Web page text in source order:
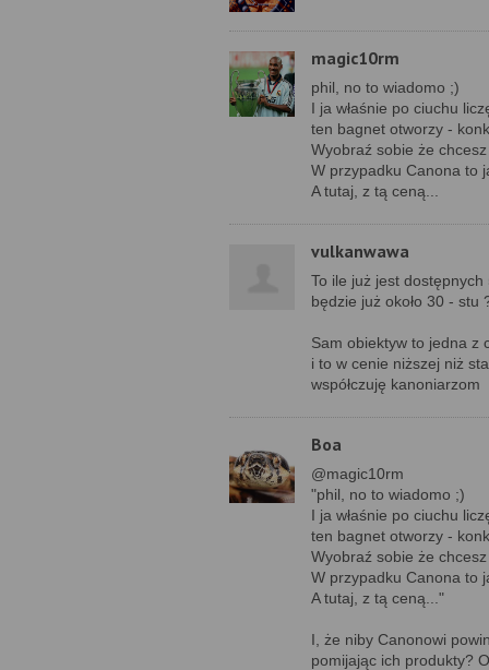
magic10rm
phil, no to wiadomo ;)
I ja właśnie po ciuchu
ten bagnet otworzy -
Wyobraź sobie że
W przypadku Canona to
A tutaj, z tą ceną...
vulkanwawa
To ile już jest
będzie już około 30 - stu
Sam obiektyw to jedna z
i to w cenie niższej niż
współczuję kanoniarzom
Boa
@magic10rm
"phil, no to wiadomo ;)
I ja właśnie po ciuchu
ten bagnet otworzy -
Wyobraź sobie że
W przypadku Canona to
A tutaj, z tą ceną..."
I, że niby Canonowi
pomijając ich produkty?